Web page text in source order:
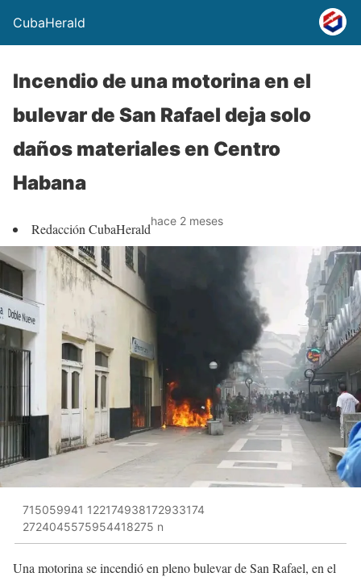
CubaHerald
Incendio de una motorina en el
bulevar de San Rafael deja solo
daños materiales en Centro
Habana
Redacción CubaHeraldhace 2 meses
715059941 122174938172933174
2724045575954418275 n
Una motorina se incendió en pleno bulevar de San Rafael, en el